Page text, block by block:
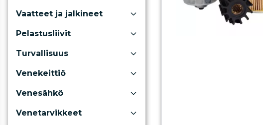
Vaatteet ja jalkineet
Pelastusliivit
Turvallisuus
Venekeittiö
Venesähkö
Venetarvikkeet